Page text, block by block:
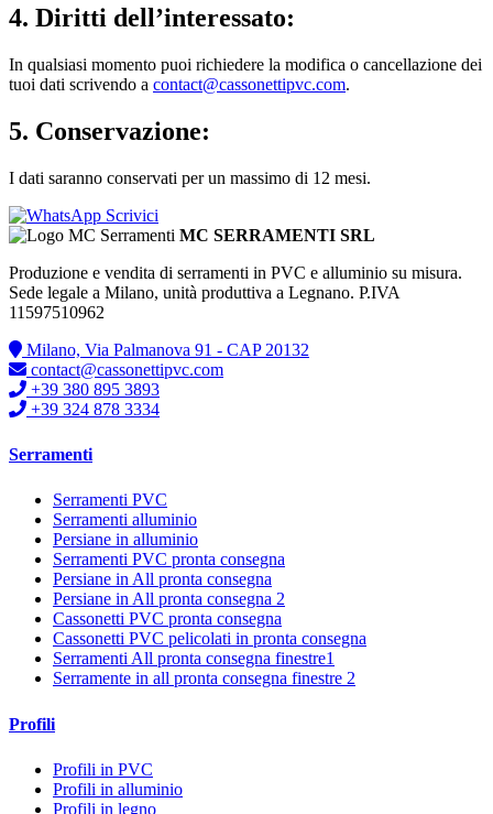
4. Diritti dell’interessato:
In qualsiasi momento puoi richiedere la modifica o cancellazione dei
tuoi dati scrivendo a contact@cassonettipvc.com.
5. Conservazione:
I dati saranno conservati per un massimo di 12 mesi.
Scrivici
MC SERRAMENTI SRL
Produzione e vendita di serramenti in PVC e alluminio su misura.
Sede legale a Milano, unità produttiva a Legnano. P.IVA
11597510962
Milano, Via Palmanova 91 - CAP 20132
contact@cassonettipvc.com
+39 380 895 3893
+39 324 878 3334
Serramenti
Serramenti PVC
Serramenti alluminio
Persiane in alluminio
Serramenti PVC pronta consegna
Persiane in All pronta consegna
Persiane in All pronta consegna 2
Cassonetti PVC pronta consegna
Cassonetti PVC pelicolati in pronta consegna
Serramenti All pronta consegna finestre1
Serramente in all pronta consegna finestre 2
Profili
Profili in PVC
Profili in alluminio
Profili in legno